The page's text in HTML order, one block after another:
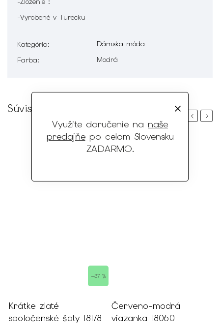
Využite doručenie na naše
predajňepo celom Slovensku
ZADARMO.
-Vyrobené v Turecku
Kategória:
Dámska móda
Farba: Modrá
Súvisiaci tovar
Previous
–37 %
Krátke zlaté
spoločenské šaty 18178
Červeno-modrá
viazanka 18060
Next